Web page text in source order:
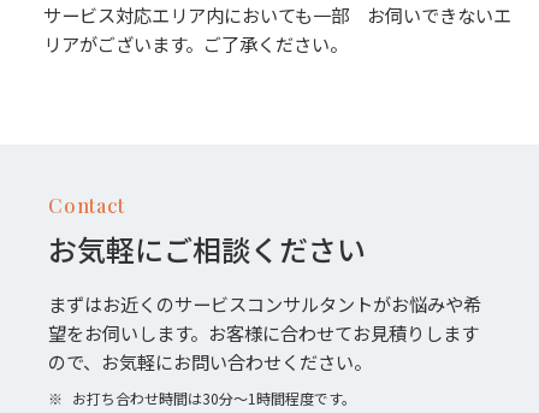
サービス対応エリア内においても一部 お伺いできないエ
リアがございます。ご了承ください。
Contact
お気軽にご相談ください
まずはお近くのサービスコンサルタントがお悩みや希
望をお伺いします。お客様に合わせてお見積りします
ので、お気軽にお問い合わせください。
※ お打ち合わせ時間は30分〜1時間程度です。